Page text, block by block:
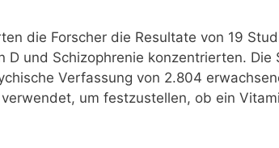
die Forscher die Resultate von 19
D und Schizophrenie konzentrierten. Die
Verfassung von 2.804
um festzustellen, ob ein